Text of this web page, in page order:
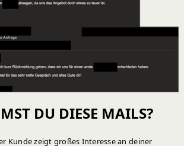
DU DIESE MAILS?
Kunde zeigt großes Interesse an deiner